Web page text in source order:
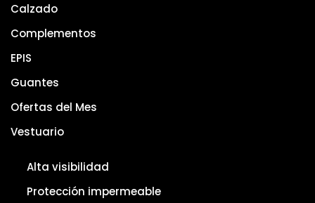
Calzado
Complementos
EPIS
Guantes
Ofertas del Mes
Vestuario
Alta visibilidad
Protección impermeable